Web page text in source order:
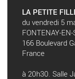
LA PETITE
du vendredi 5
FONTENAY-
166 Boulevard
France
à 20h30. Salle